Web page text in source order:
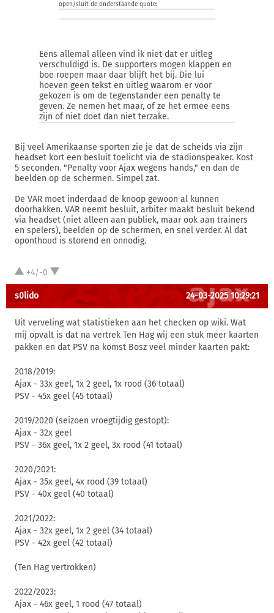
open/sluit de onderstaande quote:
Eens allemal alleen vind ik niet dat er uitleg
verschuldigd is. De supporters mogen klappen en
boe roepen maar daar blijft het bij. Die lui
hoeven geen tekst en uitleg waarom er voor
gekozen is om de tegenstander een penalty te
geven. Ze nemen het maar, of ze het ermee eens
zijn of niet doet dan niet terzake.
Bij veel Amerikaanse sporten zie je dat de scheids via zijn
headset kort een besluit toelicht via de stadionspeaker. Kost
5 seconden. "Penalty voor Ajax wegens hands," en dan de
beelden op de schermen. Simpel zat.
De VAR moet inderdaad de knoop gewoon al kunnen
doorhakken. VAR neemt besluit, arbiter maakt besluit bekend
via headset (niet alleen aan publiek, maar ook aan trainers
en spelers), beelden op de schermen, en snel verder. Al dat
oponthoud is storend en onnodig.
+4/-0
s0lido 24-03-2025 10:29:21
Uit verveling wat statistieken aan het checken op wiki. Wat
mij opvalt is dat na vertrek Ten Hag wij een stuk meer kaarten
pakken en dat PSV na komst Bosz veel minder kaarten pakt:
2018/2019:
Ajax - 33x geel, 1x 2 geel, 1x rood (36 totaal)
PSV - 45x geel (45 totaal)
2019/2020 (seizoen vroegtijdig gestopt):
Ajax - 32x geel
PSV - 36x geel, 1x 2 geel, 3x rood (41 totaal)
2020/2021:
Ajax - 35x geel, 4x rood (39 totaal)
PSV - 40x geel (40 totaal)
2021/2022:
Ajax - 32x geel, 1x 2 geel (34 totaal)
PSV - 42x geel (42 totaal)
(Ten Hag vertrokken)
2022/2023:
Ajax - 46x geel, 1 rood (47 totaal)